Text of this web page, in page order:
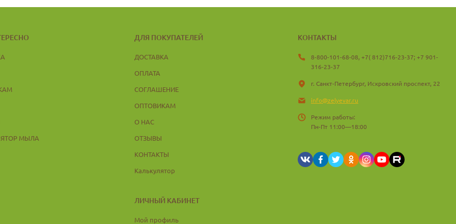
МЫЛА
ДЛЯ ПОКУПАТЕЛЕЙ
ДОСТАВКА
ОПЛАТА
СОГЛАШЕНИЕ
ОПТОВИКАМ
О НАС
ОТЗЫВЫ
КОНТАКТЫ
Калькулятор
ЛИЧНЫЙ КАБИНЕТ
Мой профиль
КОНТАКТЫ
8-800-101-68-08, +7( 812)716-23-37; +7 901-
316-23-37
г. Санкт-Петербург, Искровский проспект, 22
info@zelyevar.ru
Режим работы:
Пн-Пт 11:00—18:00